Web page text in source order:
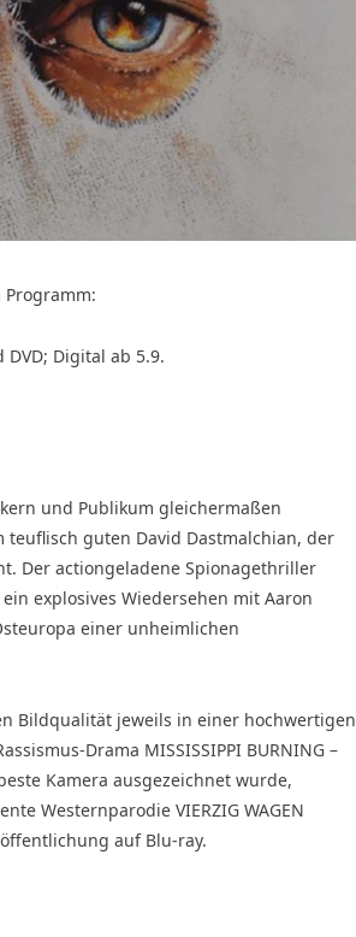
DVD; Digital ab 5.9.
und Publikum gleichermaßen
teuflisch guten David Dastmalchian, der
Der actiongeladene Spionagethriller
explosives Wiedersehen mit Aaron
einer unheimlichen
Bildqualität jeweils in einer hochwertigen
Drama MISSISSIPPI BURNING –
Kamera ausgezeichnet wurde,
Westernparodie VIERZIG WAGEN
auf Blu-ray.